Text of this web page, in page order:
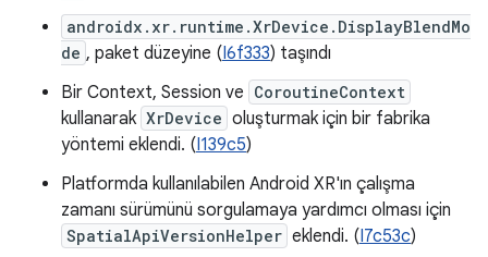
androidx.xr.runtime.XrDevice.DisplayBlendMo
de , paket düzeyine (I6f333) taşındı
Bir Context, Session ve CoroutineContext
kullanarak XrDevice oluşturmak için bir fabrika
yöntemi eklendi. (I139c5)
Platformda kullanılabilen Android XR'ın çalışma
zamanı sürümünü sorgulamaya yardımcı olması için
SpatialApiVersionHelper eklendi. (I7c53c)